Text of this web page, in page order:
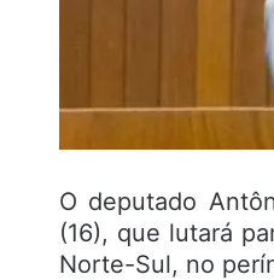
O deputado
(16), que lutará
Norte-Sul, no